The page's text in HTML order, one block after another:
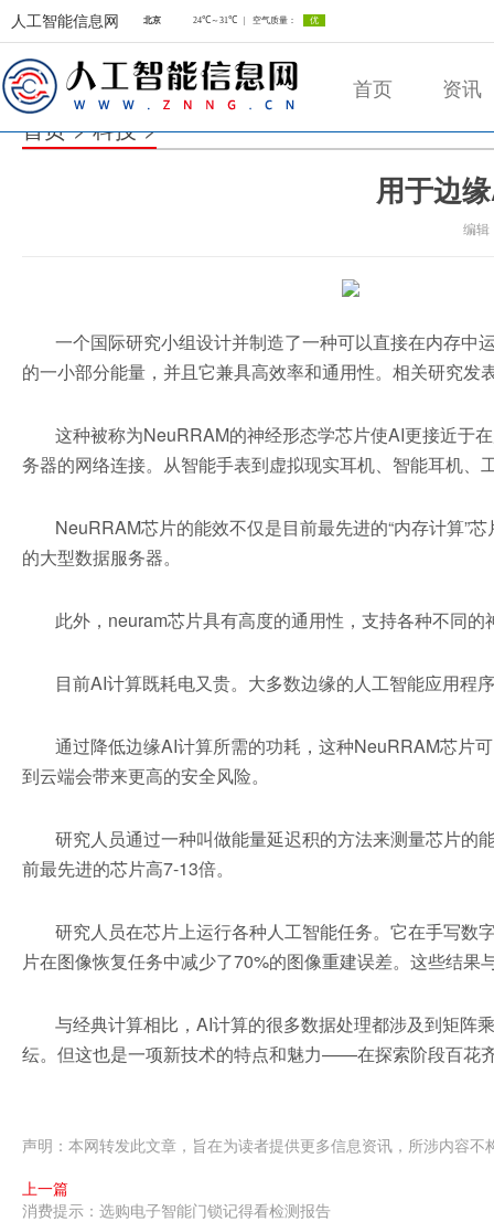
人工智能信息网
首页 资讯
首页>科技>
用于边
编辑
一个国际研究小组设计并制造了一种可以直接在内存中
的一小部分能量，并且它兼具高效率和通用性。相关研究发
这种被称为NeuRRAM的神经形态学芯片使AI更接近于
务器的网络连接。从智能手表到虚拟现实耳机、智能耳机
NeuRRAM芯片的能效不仅是目前最先进的“内存计算”
的大型数据服务器。
此外，neuram芯片具有高度的通用性，支持各种不同
目前AI计算既耗电又贵。大多数边缘的人工智能应用程
通过降低边缘AI计算所需的功耗，这种NeuRRAM芯片
到云端会带来更高的安全风险。
研究人员通过一种叫做能量延迟积的方法来测量芯片
前最先进的芯片高7-13倍。
研究人员在芯片上运行各种人工智能任务。它在手写数
片在图像恢复任务中减少了70%的图像重建误差。这些结
与经典计算相比，AI计算的很多数据处理都涉及到矩阵
纭。但这也是一项新技术的特点和魅力——在探索阶段百花
声明：本网转发此文章，旨在为读者提供更多信息资讯，所涉内容
上一篇
消费提示：选购电子智能门锁记得看检测报告